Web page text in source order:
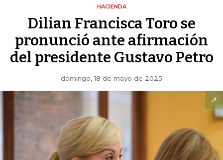
HACIENDA
Dilian Francisca Toro se
pronunció ante afirmación
del presidente Gustavo Petro
domingo, 18 de mayo de 2025